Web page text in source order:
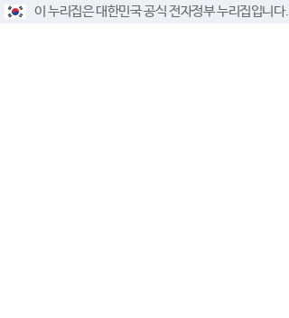
이 누리집은 대한민국 공식 전자정부 누리집입니다.